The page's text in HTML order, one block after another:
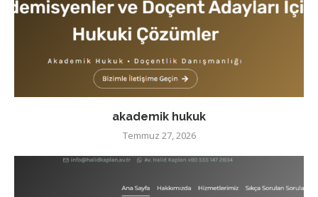
akademik hukuk
Temmuz 27, 2026